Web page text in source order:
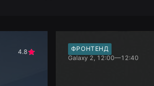
4.8
ФРОНТЕНД
Galaxy 2, 12:00—12:40